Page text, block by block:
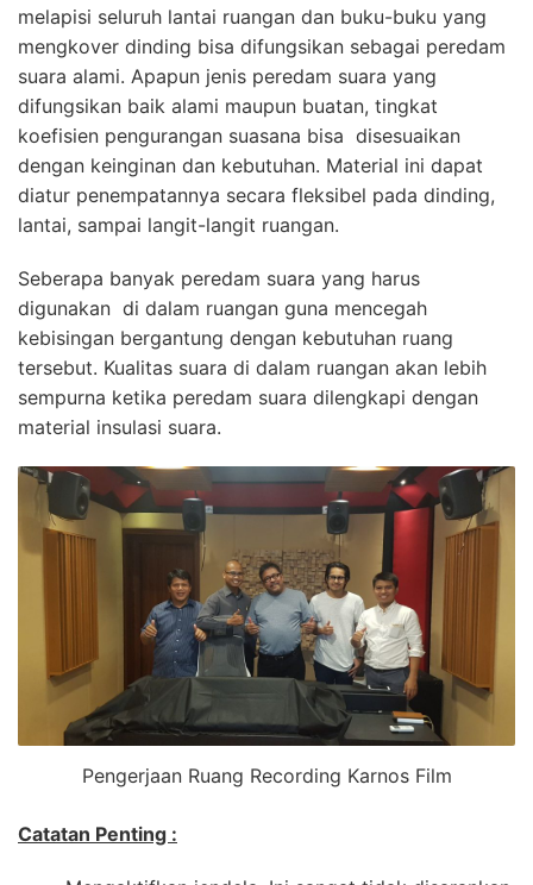
melapisi seluruh lantai ruangan dan buku-buku yang
mengkover dinding bisa difungsikan sebagai peredam
suara alami. Apapun jenis peredam suara yang
difungsikan baik alami maupun buatan, tingkat
koefisien pengurangan suasana bisa disesuaikan
dengan keinginan dan kebutuhan. Material ini dapat
diatur penempatannya secara fleksibel pada dinding,
lantai, sampai langit-langit ruangan.
Seberapa banyak peredam suara yang harus
digunakan di dalam ruangan guna mencegah
kebisingan bergantung dengan kebutuhan ruang
tersebut. Kualitas suara di dalam ruangan akan lebih
sempurna ketika peredam suara dilengkapi dengan
material insulasi suara.
Pengerjaan Ruang Recording Karnos Film
Catatan Penting :